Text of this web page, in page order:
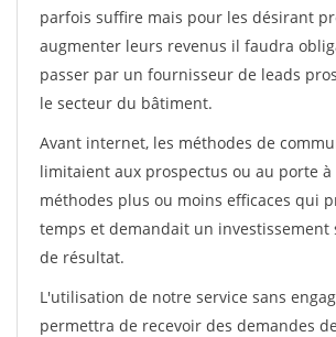
parfois suffire mais pour les désirant
augmenter leurs revenus il faudra
passer par un fournisseur de leads
le secteur du bâtiment.
Avant internet, les méthodes de
limitaient aux prospectus ou au porte à
méthodes plus ou moins efficaces qui
temps et demandait un investissement
de résultat.
L'utilisation de notre service sans
permettra de recevoir des demandes